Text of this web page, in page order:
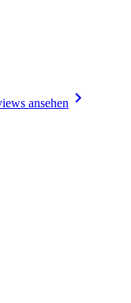
ansehen